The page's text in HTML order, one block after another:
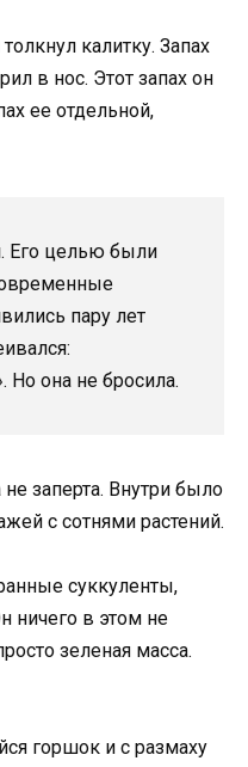
калитку. Запах
в нос. Этот запах он
ее отдельной,
Его целью были
пару лет
Но она не бросила.
заперта. Внутри было
с сотнями растений.
суккуленты,
ничего в этом не
зеленая масса.
горшок и с размаху